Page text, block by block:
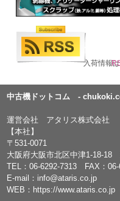
入荷情報は
中古機ドットコム -
運営会社 アタリス株式会社
【本社】
〒531-0071
大阪府大阪市北区中津1-18-18
TEL：06-6292-7313 FAX：06-
E-mail： info@ataris.co.jp
WEB： https://www.ataris.co.jp